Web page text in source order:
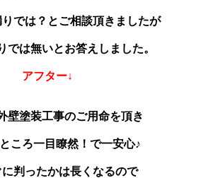
では？とご相談頂きましたが
では無いとお答えしました。
アフター↓
壁塗装工事のご用命を頂き
ころ一目瞭然！で一安心♪
判ったかは長くなるので